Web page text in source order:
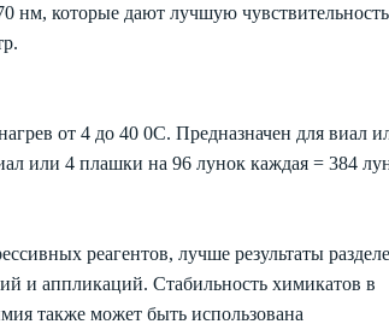
нм, которые дают лучшую
от 4 до 40 0С. Предназначен для виал
или 4 плашки на 96 лунок каждая = 384
реагентов, лучше результаты
и аппликаций. Стабильность химикатов в
также может быть использована